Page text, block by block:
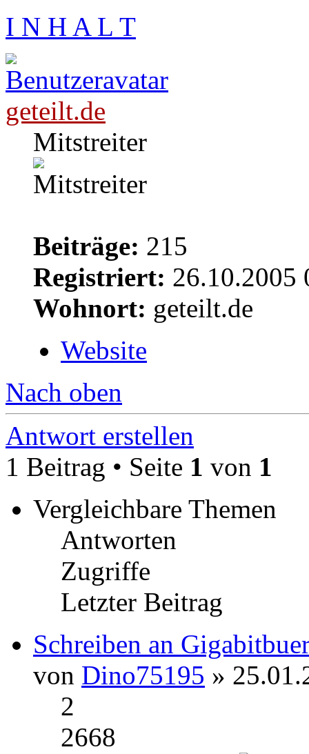
I N H A L T
geteilt.de
Mitstreiter
Beiträge: 215
Registriert: 26.10.2005
Wohnort: geteilt.de
Website
Nach oben
Antwort erstellen
1 Beitrag • Seite 1 von 1
Vergleichbare Themen
Antworten
Zugriffe
Letzter Beitrag
Schreiben an
von Dino75195 »
2
2668